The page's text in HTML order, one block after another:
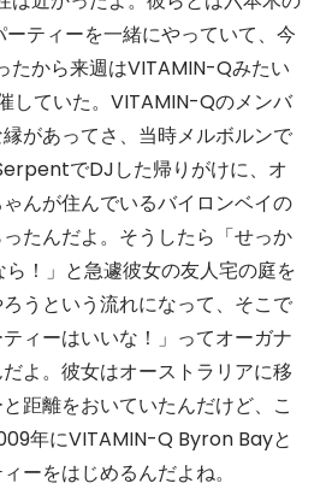
ティーを一緒にやっていて、今
たから来週はVITAMIN-Qみたい
していた。VITAMIN-Qのメンバ
があってさ、当時メルボルンで
でDJした帰りがけに、オ
んが住んでいるバイロンベイの
たんだよ。そうしたら「せっか
ら！」と急遽彼女の友人宅の庭を
うという流れになって、そこで
ィーはいいな！」ってオーガナ
よ。彼女はオーストラリアに移
距離をおいていたんだけど、こ
年にVITAMIN-Q Byron Bayと
ーをはじめるんだよね。